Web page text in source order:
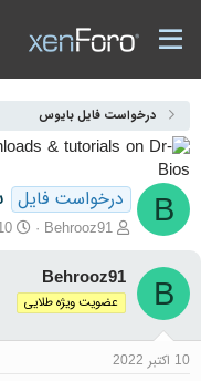
درخواست فایل بایوس
B درخواست فایل
آغازگر گفتمان
Behrooz91
10
B
Behrooz91
عضویت ویژه طلایی
10 اکتبر 2022